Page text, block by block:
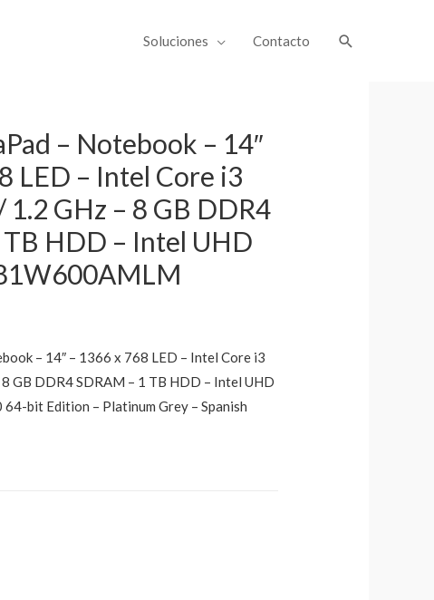
Soluciones Contacto
– Notebook – 14″
LED – Intel Core i3
GHz – 8 GB DDR4
TB HDD – Intel UHD
– 14″ – 1366 x 768 LED – Intel Core i3
GB DDR4 SDRAM – 1 TB HDD – Intel UHD
64-bit Edition – Platinum Grey – Spanish